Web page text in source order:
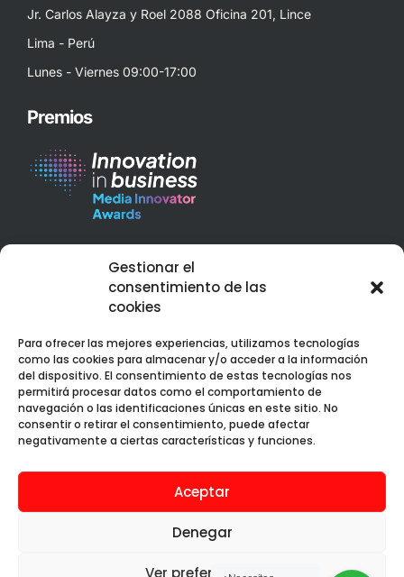
Gestionar el
consentimiento de las
cookies
Para ofrecer las mejores experiencias, utilizamos tecnologías
como las cookies para almacenar y/o acceder a la información
del dispositivo. El consentimiento de estas tecnologías nos
permitirá procesar datos como el comportamiento de
navegación o las identificaciones únicas en este sitio. No
consentir o retirar el consentimiento, puede afectar
negativamente a ciertas características y funciones.
Aceptar
Denegar
Ver preferencias
Jr. Carlos Alayza y Roel 2088 Oficina 201, Lince
Lima - Perú
Lunes - Viernes 09:00-17:00
Premios
Best Corporate Branding & Digital Marketing 2023 – Peru
Web Design Services Excellence Award 2023 – Peru
Web premiada con el Premio Internacional OX
Aura Creativa SAC © 2019 - 2025. Todos los
derechos reservados.